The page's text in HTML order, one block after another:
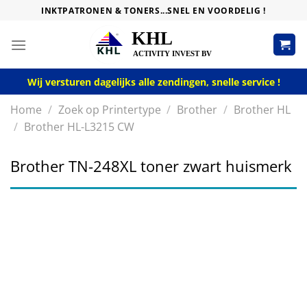
content
INKTPATRONEN & TONERS...SNEL EN VOORDELIG !
Wij versturen dagelijks alle zendingen, snelle service !
Home / Zoek op Printertype / Brother / Brother HL
/ Brother HL-L3215 CW
Brother TN-248XL toner zwart huismerk